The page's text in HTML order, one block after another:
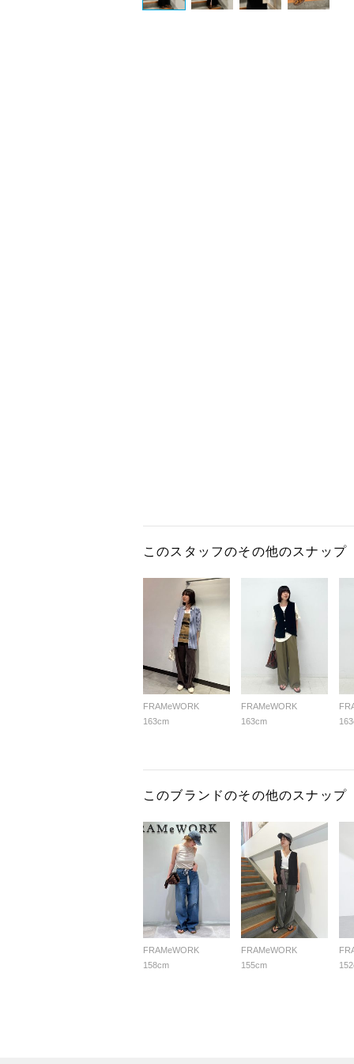
このスタッフのその他のスナップ
FRAMeWORK
163cm
FRAMeWORK
163cm
このブランドのその他のスナップ
FRAMeWORK
158cm
FRAMeWORK
155cm